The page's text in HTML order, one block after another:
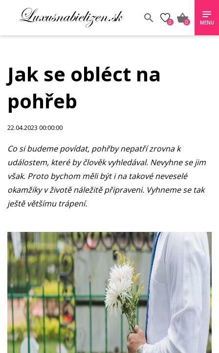
0 0 MENU
Jak se obléct na
pohřeb
22.04.2023 00:00:00
Co si budeme povídat, pohřby nepatří zrovna k
událostem, které by člověk vyhledával. Nevyhne se jim
však. Proto bychom měli být i na takové neveselé
okamžiky v životě náležitě připraveni. Vyhneme se tak
ještě většímu trápení.